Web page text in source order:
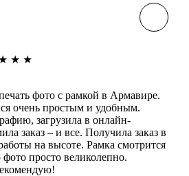
★ ★
фото с рамкой в Армавире.
очень простым и удобным.
загрузила в онлайн-
заказ – и все. Получила заказ в
на высоте. Рамка смотрится
фото просто великолепно.